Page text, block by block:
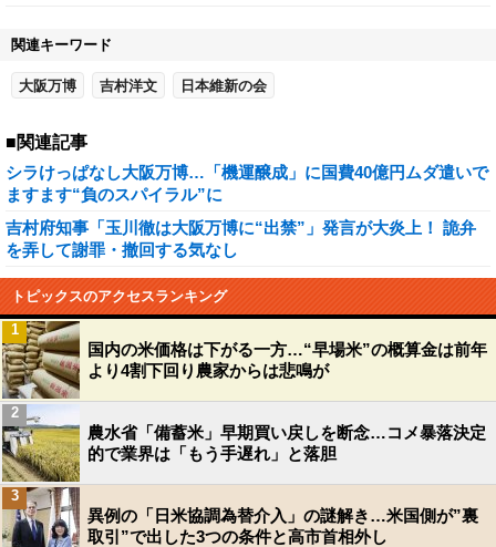
関連キーワード
大阪万博 吉村洋文 日本維新の会
■関連記事
シラけっぱなし大阪万博…「機運醸成」に国費40億円ムダ遣いで
ますます“負のスパイラル”に
吉村府知事「玉川徹は大阪万博に“出禁”」発言が大炎上！ 詭弁
を弄して謝罪・撤回する気なし
トピックスのアクセスランキング
国内の米価格は下がる一方…“早場米”の概算金は前年
より4割下回り農家からは悲鳴が
1
農水省「備蓄米」早期買い戻しを断念…コメ暴落決定
的で業界は「もう手遅れ」と落胆
2
異例の「日米協調為替介入」の謎解き…米国側が”裏
取引”で出した3つの条件と高市首相外し
3